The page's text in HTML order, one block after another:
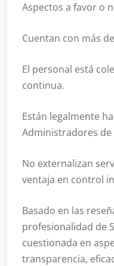
Aspectos a favor o
Cuentan con más
El personal está
continua.
Están legalmente
Administradores de
No externalizan
ventaja en control
Basado en las
profesionalidad de
cuestionada en
transparencia,